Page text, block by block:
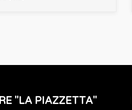
"LA PIAZZETTA"